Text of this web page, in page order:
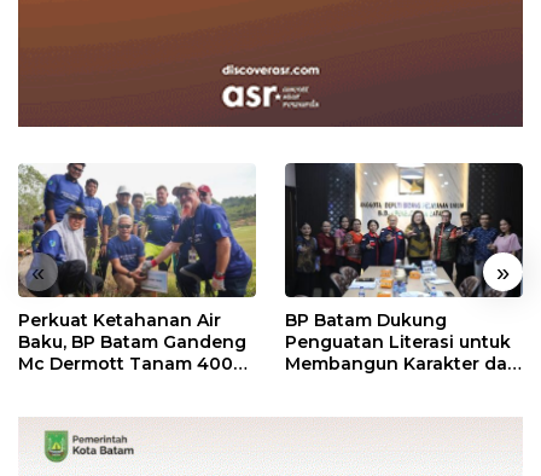
« »
Perkuat Ketahanan Air
Baku, BP Batam Gandeng
Mc Dermott Tanam 400
BP Batam Dukung
Penguatan Literasi untuk
Membangun Karakter dan